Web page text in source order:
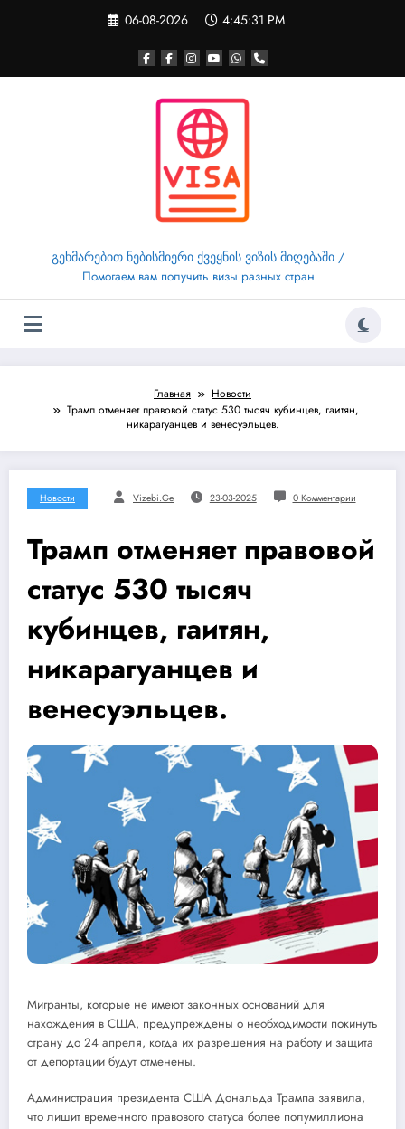
06-08-2026 4:45:32 PM
გეხმარებით ნებისმიერი ქვეყნის ვიზის მიღებაში /
Помогаем вам получить визы разных стран
Главная
Новости
Трамп отменяет правовой статус 530 тысяч кубинцев, гаитян,
никарагуанцев и венесуэльцев.
Новости Vizebi.ge 23-03-2025 0 Комментарии
Трамп отменяет правовой
статус 530 тысяч
кубинцев, гаитян,
никарагуанцев и
венесуэльцев.
Мигранты, которые не имеют законных оснований для
нахождения в США, предупреждены о необходимости покинуть
страну до 24 апреля, когда их разрешения на работу и защита
от депортации будут отменены.
Администрация президента США Дональда Трампа заявила,
что лишит временного правового статуса более полумиллиона